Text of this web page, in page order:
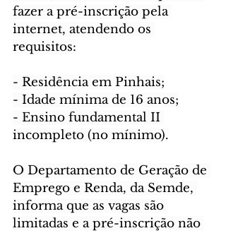
fazer a pré-inscrição pela
internet, atendendo os
requisitos:
- Residência em Pinhais;
- Idade mínima de 16 anos;
- Ensino fundamental II
incompleto (no mínimo).
O Departamento de Geração de
Emprego e Renda, da Semde,
informa que as vagas são
limitadas e a pré-inscrição não